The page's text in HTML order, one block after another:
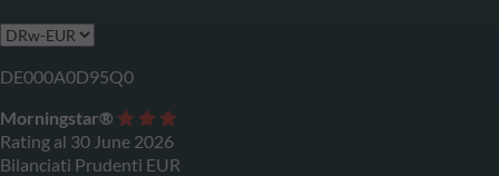
DE000A0D95Q0
Morningstar®
Rating al 30 June 2026
Bilanciati Prudenti EUR